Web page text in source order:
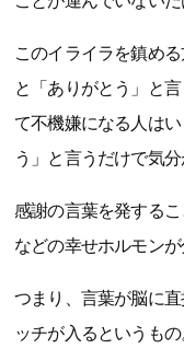
このイライラを鎮め
と「ありがとう」と
て不機嫌になる人は
う」と言うだけで気
感謝の言葉を発する
などの幸せホルモンが
つまり、言葉が脳に
ッチが入るというもの